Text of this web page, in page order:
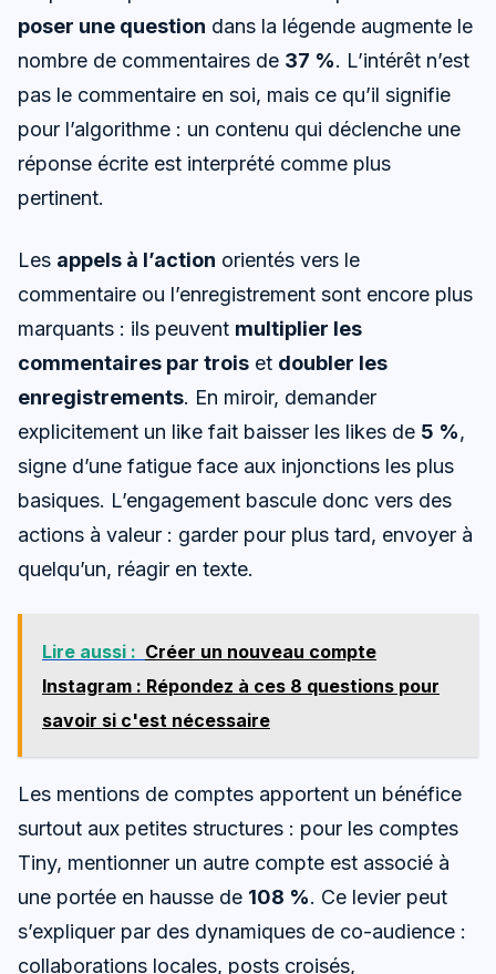
poser une question dans la légende augmente le
nombre de commentaires de 37 %. L’intérêt n’est
pas le commentaire en soi, mais ce qu’il signifie
pour l’algorithme : un contenu qui déclenche une
réponse écrite est interprété comme plus
pertinent.
Les appels à l’action orientés vers le
commentaire ou l’enregistrement sont encore plus
marquants : ils peuvent multiplier les
commentaires par trois et doubler les
enregistrements. En miroir, demander
explicitement un like fait baisser les likes de 5 %,
signe d’une fatigue face aux injonctions les plus
basiques. L’engagement bascule donc vers des
actions à valeur : garder pour plus tard, envoyer à
quelqu’un, réagir en texte.
Lire aussi : Créer un nouveau compte
Instagram : Répondez à ces 8 questions pour
savoir si c'est nécessaire
Les mentions de comptes apportent un bénéfice
surtout aux petites structures : pour les comptes
Tiny, mentionner un autre compte est associé à
une portée en hausse de 108 %. Ce levier peut
s’expliquer par des dynamiques de co-audience :
collaborations locales, posts croisés,